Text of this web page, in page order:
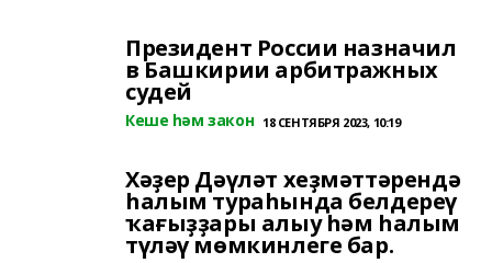
Президент России назначил
в Башкирии арбитражных
судей
Кеше һәм закон 18 СЕНТЯБРЯ 2023, 10:19
Хәҙер Дәүләт хеҙмәттәрендә
һалым тураһында белдереү
ҡағыҙҙары алыу һәм һалым
түләү мөмкинлеге бар.